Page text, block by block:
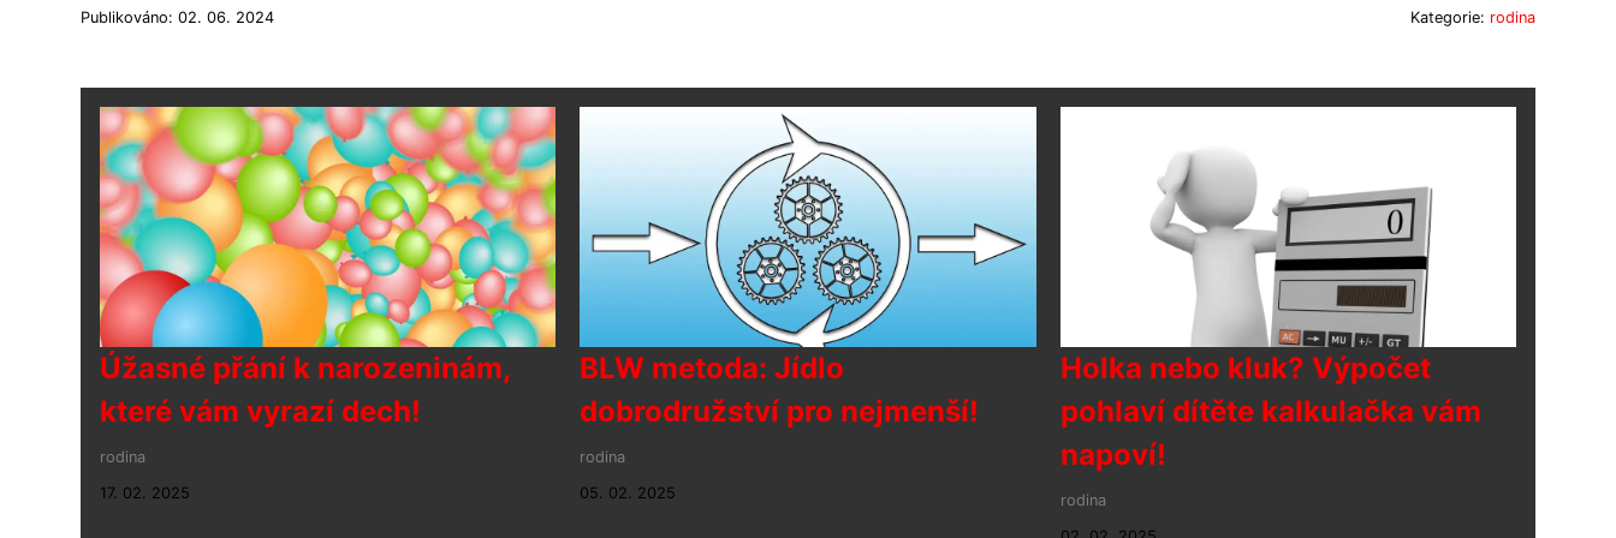
Publikováno: 02. 06. 2024 Kategorie: rodina
Úžasné přání k narozeninám,
které vám vyrazí dech!
rodina
17. 02. 2025
BLW metoda: Jídlo
dobrodružství pro nejmenší!
rodina
05. 02. 2025
Holka nebo kluk? Výpočet
pohlaví dítěte kalkulačka vám
napoví!
rodina